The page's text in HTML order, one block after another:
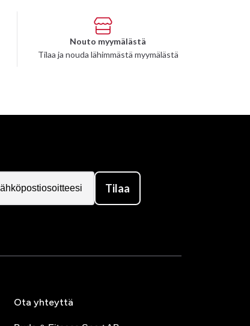
Nouto myymälästä
Tilaa ja nouda lähimmästä myymälästä
Tilaa
Ota yhteyttä